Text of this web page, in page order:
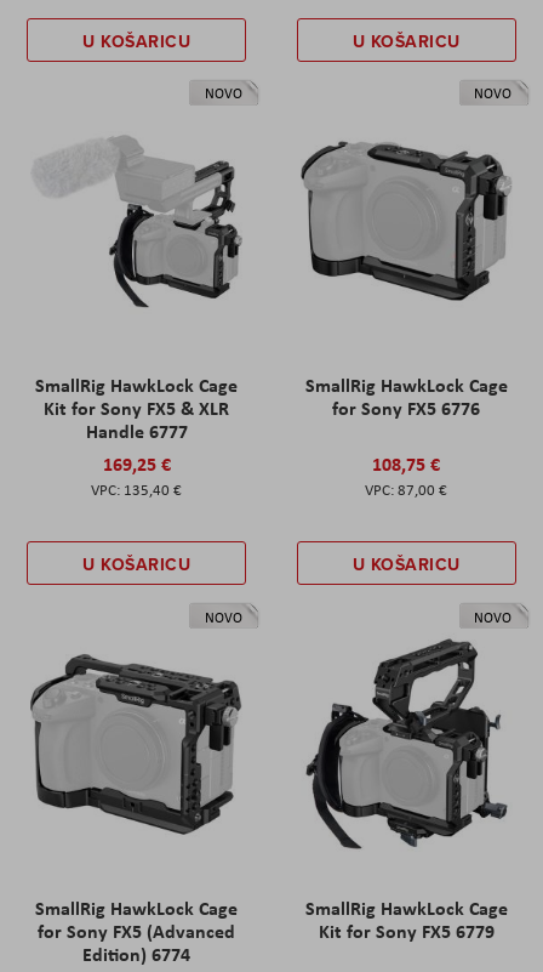
U KOŠARICU U KOŠARICU
NOVO
SmallRig HawkLock Cage
Kit for Sony FX5 & XLR
Handle 6777
169,25 €
135,40 €
U KOŠARICU
NOVO
SmallRig HawkLock Cage
for Sony FX5 6776
108,75 €
87,00 €
U KOŠARICU
NOVO
SmallRig HawkLock Cage
for Sony FX5 (Advanced
Edition) 6774
NOVO
SmallRig HawkLock Cage
Kit for Sony FX5 6779